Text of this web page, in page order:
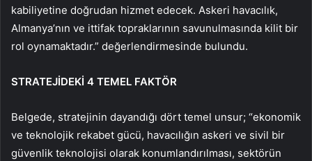
kabiliyetine doğrudan hizmet edecek. Askeri havacılık,
Almanya’nın ve ittifak topraklarının savunulmasında kilit bir
rol oynamaktadır.” değerlendirmesinde bulundu.
STRATEJİDEKİ 4 TEMEL FAKTÖR
Belgede, stratejinin dayandığı dört temel unsur; “ekonomik
ve teknolojik rekabet gücü, havacılığın askeri ve sivil bir
güvenlik teknolojisi olarak konumlandırılması, sektörün